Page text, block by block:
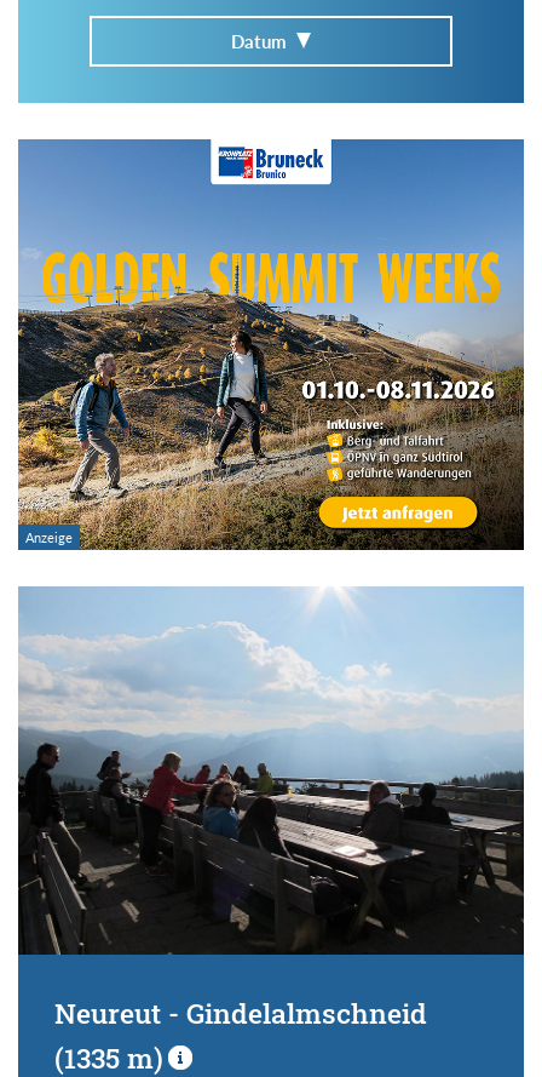
Datum
Im Tourenarchiv suchen
Region:
Gebirge:
Art der Tour:
von
bis
Kondition (Tourdauer):
von
Suchbegriff:
Neureut - Gindelalmschneid
(1335 m)